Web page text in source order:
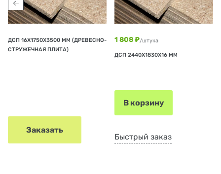
ДСП 16Х1750Х3500 ММ (ДРЕВЕСНО-
СТРУЖЕЧНАЯ ПЛИТА)
Заказать
1 808 ₽/штука
ДСП 2440Х1830Х16 ММ
В корзину
Быстрый заказ